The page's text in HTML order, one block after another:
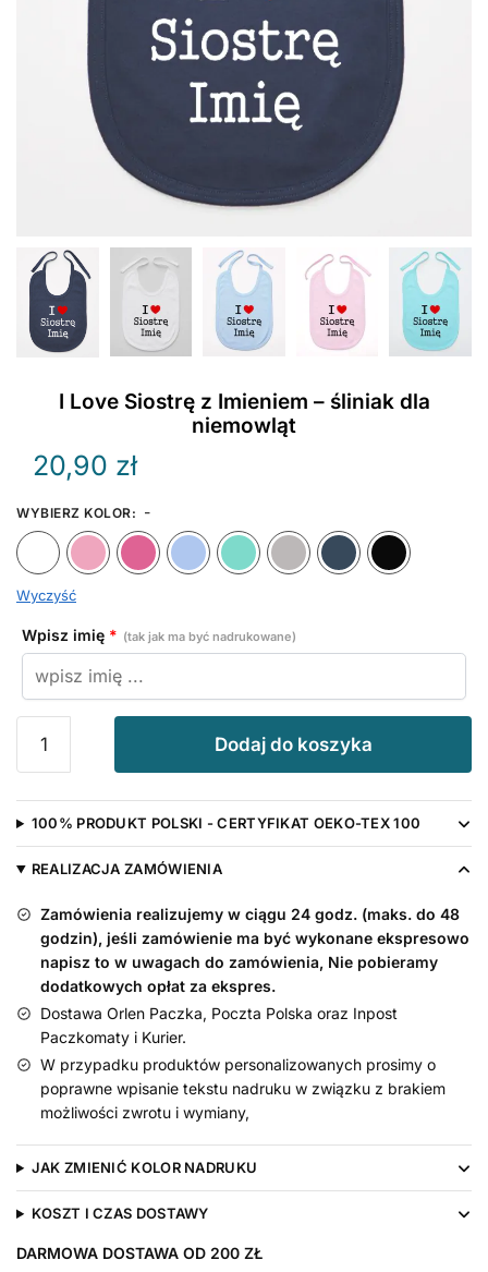
I Love Siostrę z Imieniem – śliniak dla
niemowląt
20,90 zł
WYBIERZ KOLOR: -
Biały
Różowy Ciemny Różowy
Błękitny MiętowySzary
Wyczyść
Wpisz imię * (tak jak ma być nadrukowane)
Love
Siostrę
z
Imieniem
śliniak
niemowląt
Dodaj do koszyka
100% PRODUKT POLSKI - CERTYFIKAT OEKO-TEX 100
REALIZACJA ZAMÓWIENIA
Zamówienia realizujemy w ciągu 24 godz. (maks. do 48
godzin), jeśli zamówienie ma być wykonane ekspresowo
napisz to w uwagach do zamówienia, Nie pobieramy
dodatkowych opłat za ekspres.
Dostawa Orlen Paczka, Poczta Polska oraz Inpost
Paczkomaty i Kurier.
W przypadku produktów personalizowanych prosimy o
poprawne wpisanie tekstu nadruku w związku z brakiem
możliwości zwrotu i wymiany,
JAK ZMIENIĆ KOLOR NADRUKU
KOSZT I CZAS DOSTAWY
DARMOWA DOSTAWA OD 200 ZŁ